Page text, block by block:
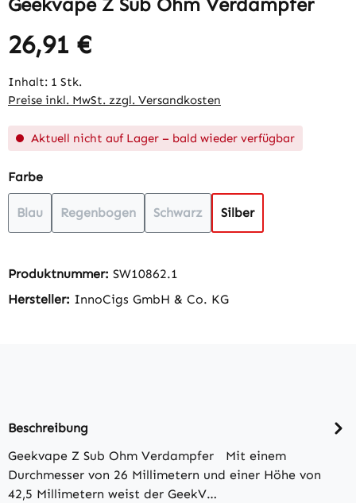
Geekvape Z Sub Ohm Verdampfer
Regulärer Preis:
26,91 €
Inhalt: 1 Stk.
Preise inkl. MwSt. zzgl. Versandkosten
Aktuell nicht auf Lager – bald wieder verfügbar
Farbeauswählen
Blau
(Diese Option ist zurzeit nicht verfügbar.)
Regenbogen
(Diese Option ist zurzeit nicht verfügbar.)
Schwarz
(Diese Option ist zurzeit nicht
Silber
(Diese Option ist
Produktnummer: SW10862.1
Hersteller: InnoCigs GmbH & Co. KG
Beschreibung
Geekvape Z Sub Ohm Verdampfer Mit einem
Durchmesser von 26 Millimetern und einer Höhe von
42,5 Millimetern weist der GeekV…